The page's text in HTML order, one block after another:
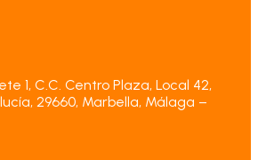
1, C.C. Centro Plaza, Local 42,
29660, Marbella, Málaga –